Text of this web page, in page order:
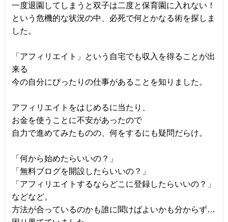
一度退園してしまうと双子は二度と保育園に入れない！
という危機的な状況の中、必死で何とかなる術を探しま
した。
「アフィリエイト」という自宅でも収入を得ることが出
来る
今の自分にぴったりの仕事があることを知りました。
アフィリエイトをはじめるに当たり、
お金を使うことに不安があったので
自力で進めてみたものの、何をするにも疑問だらけ。
「何から始めたらいいの？」
「無料ブログを開設したらいいの？」
「アフィリエイトするならどこに登録したらいいの？」
などなど。
方法が合っているのかも誰に聞けばよいかも分からず…